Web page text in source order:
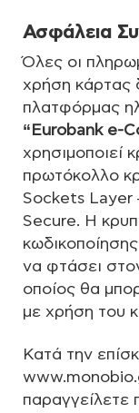
Ασφάλεια
Όλες οι
χρήση κάρτας
πλατφόρμας
“Eurobank e-
χρησιμοποιεί
πρωτόκολλο
Sockets Layer
Secure. Η
να φτάσει
οποίος θα
με χρήση του
Κατά την
παραγγείλετε